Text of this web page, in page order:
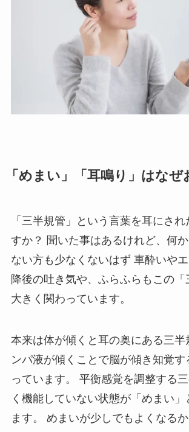
「めまい」「耳鳴り」はなぜ
「三半規管」という言葉を耳にされ
すか？ 聞いた事はあるけれど、何
ない方も少なくないはず 車酔いや
降後の吐き気や、ふらふらもこの
大きく関わっています。
本来は体が傾くと耳の奥にある三半
ンパ液が傾くことで脳が傾き知覚す
っています。 平衡感覚を調整する
く機能していない状態が「めまい
ます。 めまいが少しでもよくなるか